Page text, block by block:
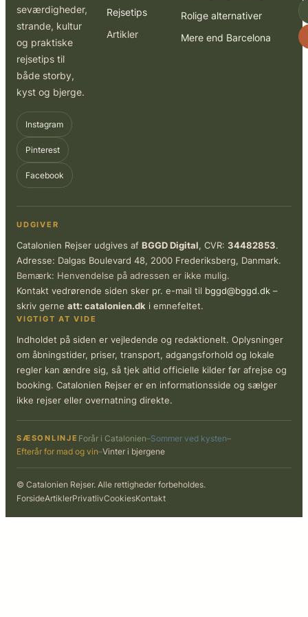
seværdigheder,
strande, kultur
og praktiske
rejsetips til
både storby,
kyst og bjerge.
Instagram
Pinterest
Facebook
Rejsetips
Artikler
Rolige alternativer
Mere end Barcelona
UDGIVER
Catalonien Rejser udgives af BGGD Digital, CVR: 34482853.
Adresse: Dalgas Boulevard 48, 2000 Frederiksberg, Danmark.
Bemærk: Henvendelse på adressen er ikke mulig.
Kontakt vedrørende siden sker pr. e-mail til bggd@bggd.dk –
skriv gerne att: catalonien.dk i emnefeltet.
VIGTIGT AT VIDE
Indholdet på siden er vejledende og redaktionelt. Oplysninger
om åbningstider, priser, transport, adgangsforhold og lokale
regler kan ændre sig, så tjek altid officielle kilder før afrejse og
booking. Catalonien Rejser er en informationsside og sælger
ikke rejser eller overnatning direkte.
SÆSONLINJE Forår i Catalonien–Sommer ved kysten–
Efterår for mad og vin–Vinter i bjergene
© Catalonien Rejser. Alle rettigheder forbeholdes.
ForsideArtiklerPrivatlivCookiesKontakt